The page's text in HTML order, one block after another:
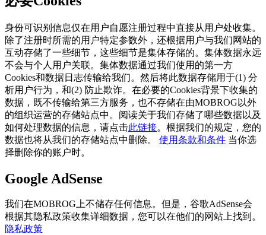
身份可识别信息仅在用户自愿注册过程中直接从用户处收集。
除了注册时所需的用户特定参数外，还根据用户与我们网站的
互动存储了一些细节，这些细节是集体存储的。集体数据永远
不会与个人用户关联。集体数据通过我们使用的第一方
Cookies和数据日志传输给我们。然后将此数据存储用于(1) 分
析用户行为，和(2) 防止欺诈。在必要的Cookies背景下收集的
数据，既不传输给第三方服务，也不存储在由MOBROG以外
的组织运营的存储站点中。阅读关于我们存储了哪些数据以及
如何处理数据的信息，请点击此链接。根据我们的规定，您的
数据也将从我们的存储站点中删除。 使用条款和条件 当你选
择删除你的账户时。
Google AdSense
我们在MOBROG上不储存任何信息。但是，谷歌AdSense会
根据其隐私政策收集详细数据，您可以在他们的网站上找到。
隐私政策